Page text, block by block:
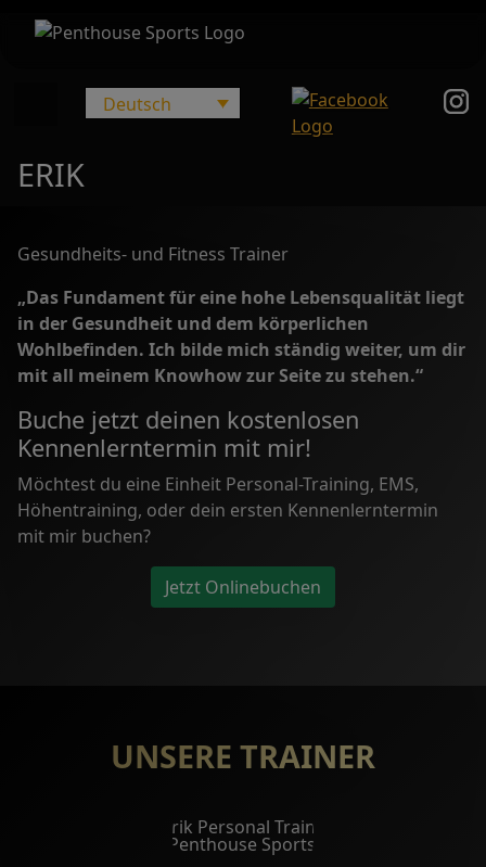
Main Navigation
Deutsch
ERIK
Gesundheits- und Fitness Trainer
„Das Fundament für eine hohe Lebensqualität liegt
in der Gesundheit und dem körperlichen
Wohlbefinden. Ich bilde mich ständig weiter, um dir
mit all meinem Knowhow zur Seite zu stehen.“
Buche jetzt deinen kostenlosen
Kennenlerntermin mit mir!
Möchtest du eine Einheit Personal-Training, EMS,
Höhentraining, oder dein ersten Kennenlerntermin
mit mir buchen?
Jetzt Onlinebuchen
UNSERE TRAINER